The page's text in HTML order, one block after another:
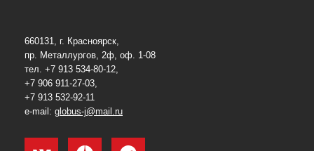
660131, г. Красноярск,
пр. Металлургов, 2ф, оф. 1-08
тел. +7 913 534-80-12,
+7 906 911-27-03,
+7 913 532-92-11
e-mail: globus-j@mail.ru